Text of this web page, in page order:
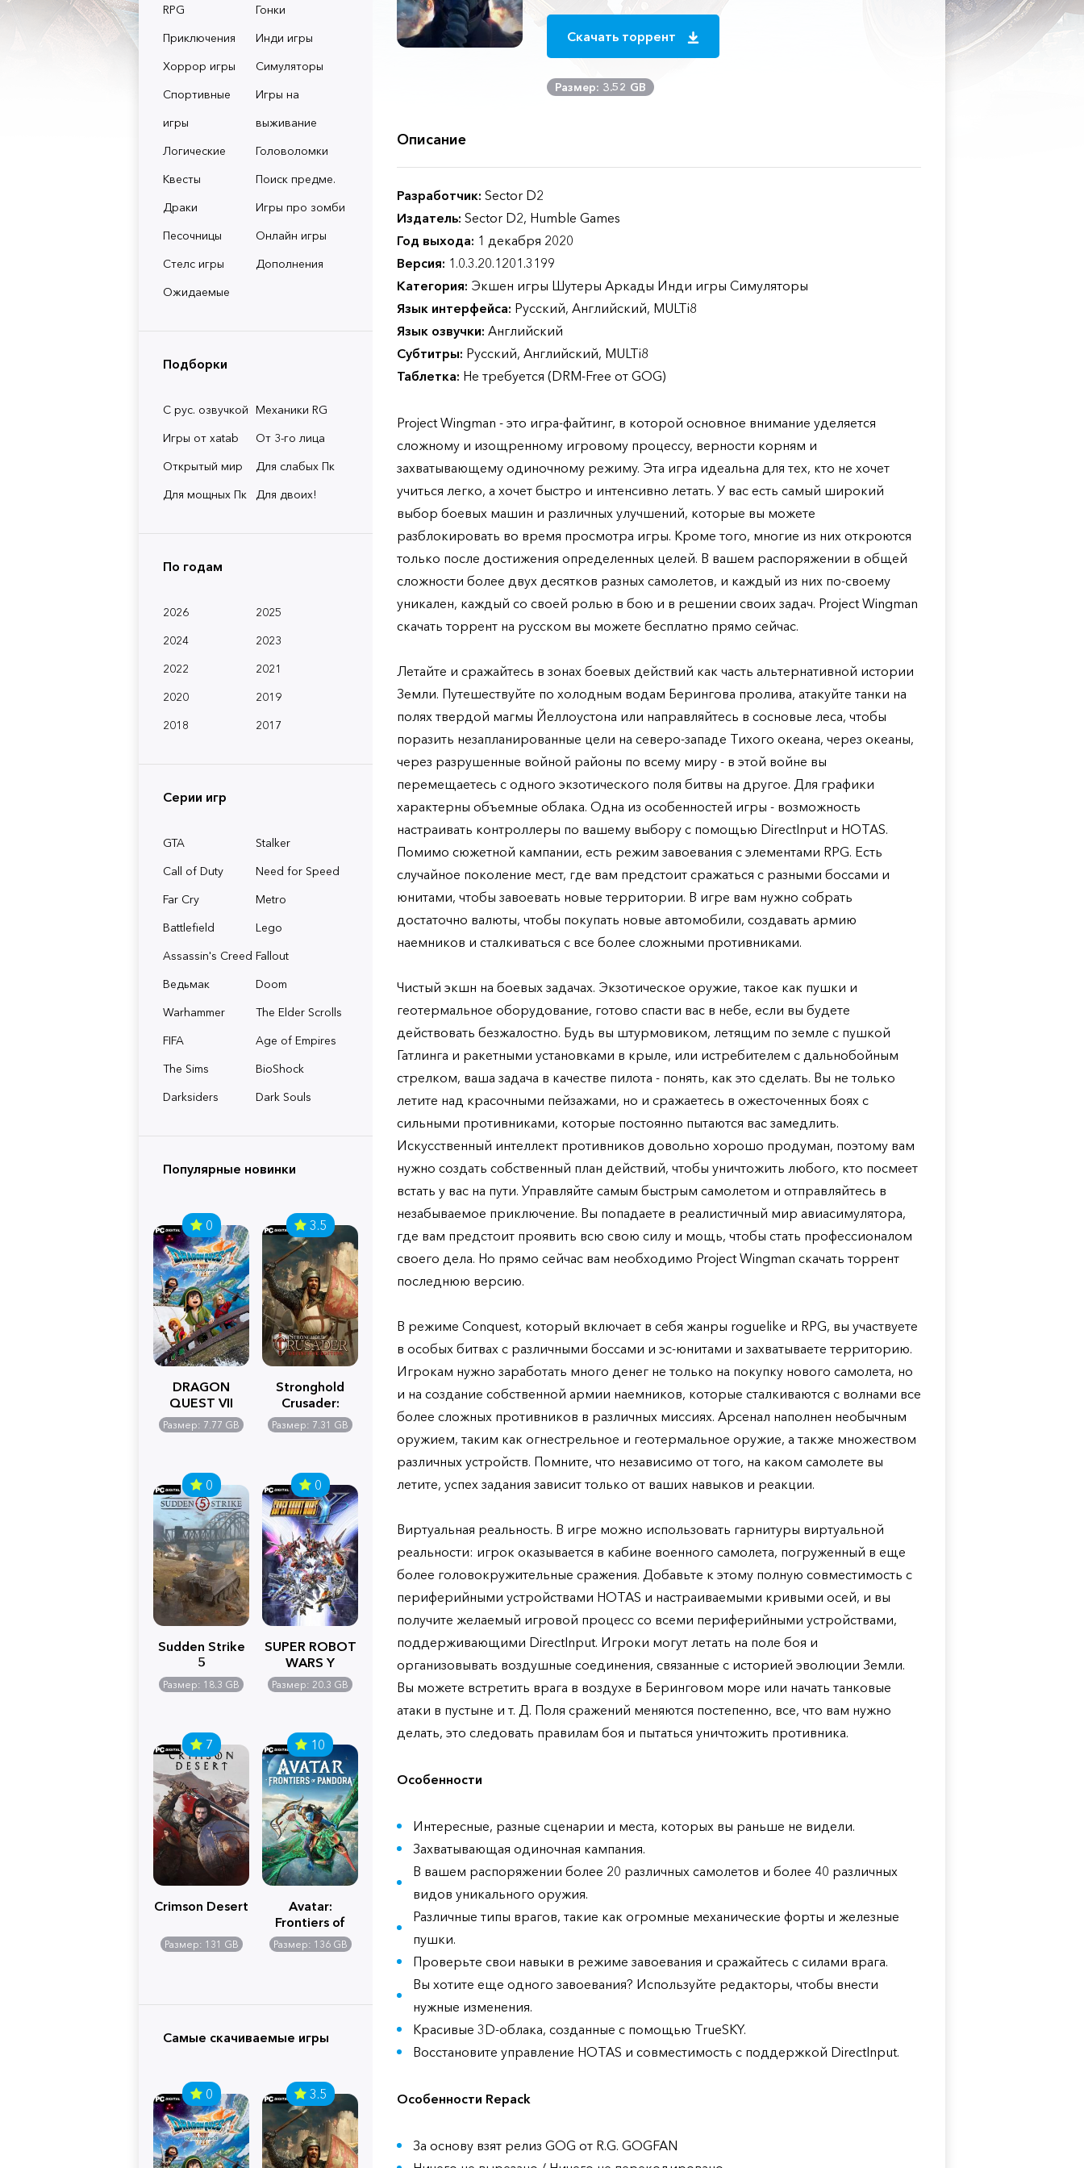
RPG
Гонки
Приключения
Инди игры
Хоррор игры
Симуляторы
Спортивные
игры
Игры на
выживание
Логические
Головоломки
Квесты
Поиск предме.
Драки
Игры про зомби
Песочницы
Онлайн игры
Стелс игры
Дополнения
Ожидаемые
Подборки
С рус. озвучкой Механики RG
Игры от xatab
От 3-го лица
Открытый мир
Для слабых Пк
Для мощных Пк
Для двоих!
По годам
2026
2025
2024
2023
2022
2021
2020
2019
2018
2017
Серии игр
GTA
Stalker
Call of Duty
Need for Speed
Far Cry
Metro
Battlefield
Lego
Assassin's Creed Fallout
Ведьмак
Doom
Warhammer
The Elder Scrolls
FIFA
Age of Empires
The Sims
BioShock
Darksiders
Dark Souls
Популярные новинки
0
DRAGON
QUEST VII
Reimagined
Размер: 7.77 GB
3.5
Stronghold
Crusader:
Definitive
Edition
Размер: 7.31 GB
0
Sudden Strike
5
Размер: 18.3 GB
0
SUPER ROBOT
WARS Y
Размер: 20.3 GB
7
Crimson Desert
Размер: 131 GB
10
Avatar:
Frontiers of
Pandora
Размер: 136 GB
Самые скачиваемые игры
0 3.5
Скачать торрент
Размер: 3.52 GB
Описание
Разработчик: Sector D2
Издатель: Sector D2, Humble Games
Год выхода: 1 декабря 2020
Версия: 1.0.3.20.1201.3199
Категория: Экшен игры Шутеры Аркады Инди игры Симуляторы
Язык интерфейса: Русский, Английский, MULTi8
Язык озвучки: Английский
Субтитры: Русский, Английский, MULTi8
Таблетка: Не требуется (DRM-Free от GOG)
Project Wingman - это игра-файтинг, в которой основное внимание уделяется
сложному и изощренному игровому процессу, верности корням и
захватывающему одиночному режиму. Эта игра идеальна для тех, кто не хочет
учиться легко, а хочет быстро и интенсивно летать. У вас есть самый широкий
выбор боевых машин и различных улучшений, которые вы можете
разблокировать во время просмотра игры. Кроме того, многие из них откроются
только после достижения определенных целей. В вашем распоряжении в общей
сложности более двух десятков разных самолетов, и каждый из них по-своему
уникален, каждый со своей ролью в бою и в решении своих задач. Project Wingman
скачать торрент на русском вы можете бесплатно прямо сейчас.
Летайте и сражайтесь в зонах боевых действий как часть альтернативной истории
Земли. Путешествуйте по холодным водам Берингова пролива, атакуйте танки на
полях твердой магмы Йеллоустона или направляйтесь в сосновые леса, чтобы
поразить незапланированные цели на северо-западе Тихого океана, через океаны,
через разрушенные войной районы по всему миру - в этой войне вы
перемещаетесь с одного экзотического поля битвы на другое. Для графики
характерны объемные облака. Одна из особенностей игры - возможность
настраивать контроллеры по вашему выбору с помощью DirectInput и HOTAS.
Помимо сюжетной кампании, есть режим завоевания с элементами RPG. Есть
случайное поколение мест, где вам предстоит сражаться с разными боссами и
юнитами, чтобы завоевать новые территории. В игре вам нужно собрать
достаточно валюты, чтобы покупать новые автомобили, создавать армию
наемников и сталкиваться с все более сложными противниками.
Чистый экшн на боевых задачах. Экзотическое оружие, такое как пушки и
геотермальное оборудование, готово спасти вас в небе, если вы будете
действовать безжалостно. Будь вы штурмовиком, летящим по земле с пушкой
Гатлинга и ракетными установками в крыле, или истребителем с дальнобойным
стрелком, ваша задача в качестве пилота - понять, как это сделать. Вы не только
летите над красочными пейзажами, но и сражаетесь в ожесточенных боях с
сильными противниками, которые постоянно пытаются вас замедлить.
Искусственный интеллект противников довольно хорошо продуман, поэтому вам
нужно создать собственный план действий, чтобы уничтожить любого, кто посмеет
встать у вас на пути. Управляйте самым быстрым самолетом и отправляйтесь в
незабываемое приключение. Вы попадаете в реалистичный мир авиасимулятора,
где вам предстоит проявить всю свою силу и мощь, чтобы стать профессионалом
своего дела. Но прямо сейчас вам необходимо Project Wingman скачать торрент
последнюю версию.
В режиме Conquest, который включает в себя жанры roguelike и RPG, вы участвуете
в особых битвах с различными боссами и эс-юнитами и захватываете территорию.
Игрокам нужно заработать много денег не только на покупку нового самолета, но
и на создание собственной армии наемников, которые сталкиваются с волнами все
более сложных противников в различных миссиях. Арсенал наполнен необычным
оружием, таким как огнестрельное и геотермальное оружие, а также множеством
различных устройств. Помните, что независимо от того, на каком самолете вы
летите, успех задания зависит только от ваших навыков и реакции.
Виртуальная реальность. В игре можно использовать гарнитуры виртуальной
реальности: игрок оказывается в кабине военного самолета, погруженный в еще
более головокружительные сражения. Добавьте к этому полную совместимость с
периферийными устройствами HOTAS и настраиваемыми кривыми осей, и вы
получите желаемый игровой процесс со всеми периферийными устройствами,
поддерживающими DirectInput. Игроки могут летать на поле боя и
организовывать воздушные соединения, связанные с историей эволюции Земли.
Вы можете встретить врага в воздухе в Беринговом море или начать танковые
атаки в пустыне и т. Д. Поля сражений меняются постепенно, все, что вам нужно
делать, это следовать правилам боя и пытаться уничтожить противника.
Особенности
Интересные, разные сценарии и места, которых вы раньше не видели.
Захватывающая одиночная кампания.
В вашем распоряжении более 20 различных самолетов и более 40 различных
видов уникального оружия.
Различные типы врагов, такие как огромные механические форты и железные
пушки.
Проверьте свои навыки в режиме завоевания и сражайтесь с силами врага.
Вы хотите еще одного завоевания? Используйте редакторы, чтобы внести
нужные изменения.
Красивые 3D-облака, созданные с помощью TrueSKY.
Восстановите управление HOTAS и совместимость с поддержкой DirectInput.
Особенности Repack
За основу взят релиз GOG от R.G. GOGFAN